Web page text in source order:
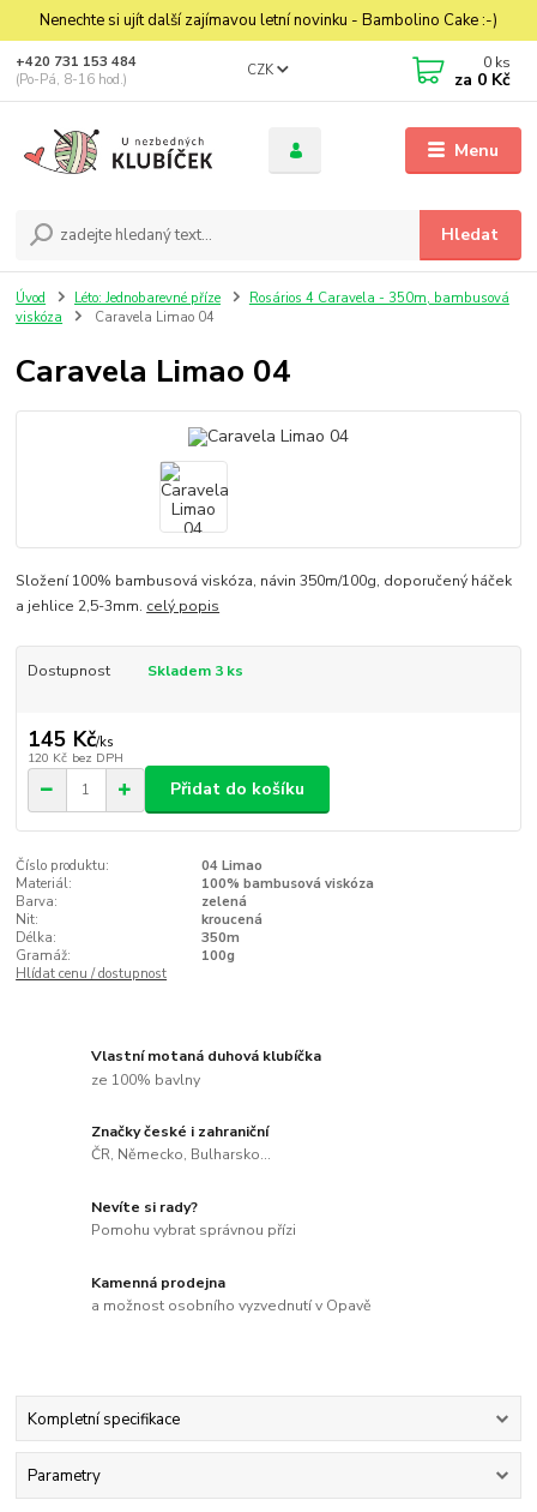
Nenechte si ujít další zajímavou letní novinku - Bambolino Cake :-)
Menu
CZK
Hledat
+420 731 153 484
(Po-Pá, 8-16 hod.)
0 ks
za 0 Kč
Úvod Léto: Jednobarevné příze
Rosários 4 Caravela - 350m, bambusová
viskóza
Caravela Limao 04
Caravela Limao 04
Složení 100% bambusová viskóza, návin 350m/100g, doporučený háček
a jehlice 2,5-3mm. celý popis
Dostupnost Skladem 3 ks
145 Kč/ks
120 Kč bez DPH
Přidat do košíku
Číslo produktu:
04 Limao
Materiál:
100% bambusová viskóza
Barva:
zelená
Nit:
kroucená
Délka:
350m
Gramáž:
100g
Hlídat cenu / dostupnost
Vlastní motaná duhová klubíčka
ze 100% bavlny
Značky české i zahraniční
ČR, Německo, Bulharsko...
Nevíte si rady?
Pomohu vybrat správnou přízi
Kamenná prodejna
a možnost osobního vyzvednutí v Opavě
Kompletní specifikace
Parametry